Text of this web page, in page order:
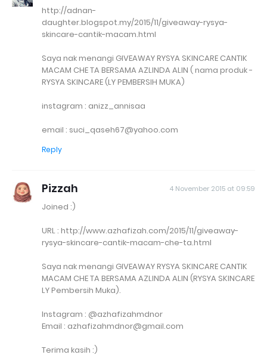
http://adnan-
daughter.blogspot.my/2015/11/giveaway-rysya-
skincare-cantik-macam.html
Saya nak menangi GIVEAWAY RYSYA SKINCARE CANTIK
MACAM CHE TA BERSAMA AZLINDA ALIN ( nama produk -
RYSYA SKINCARE (LY PEMBERSIH MUKA)
instagram : anizz_annisaa
email : suci_qaseh67@yahoo.com
Reply
Pizzah 4 November 2015 at 09:59
Joined :)
URL : http://www.azhafizah.com/2015/11/giveaway-
rysya-skincare-cantik-macam-che-ta.html
Saya nak menangi GIVEAWAY RYSYA SKINCARE CANTIK
MACAM CHE TA BERSAMA AZLINDA ALIN (RYSYA SKINCARE
LY Pembersih Muka).
Instagram : @azhafizahmdnor
Email : azhafizahmdnor@gmail.com
Terima kasih :)